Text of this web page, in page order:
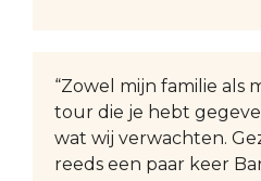
“Zowel mijn familie als
tour die je hebt
wat wij verwachten.
reeds een paar keer